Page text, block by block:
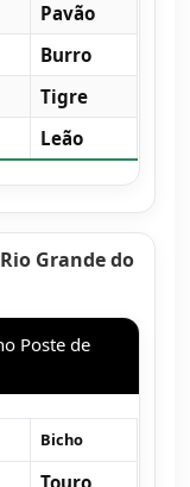
Pavão
Burro
Tigre
Leão
Grande do
Poste de
Bicho
Touro